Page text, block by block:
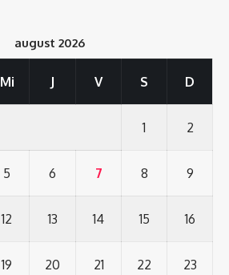
august 2026
Mi J V S D
1 2
5 6 7 8 9
12 13 14 15 16
19 20 21 22 23